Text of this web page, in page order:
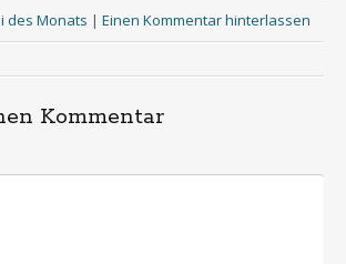
des Monats | Einen Kommentar hinterlassen
Kommentar